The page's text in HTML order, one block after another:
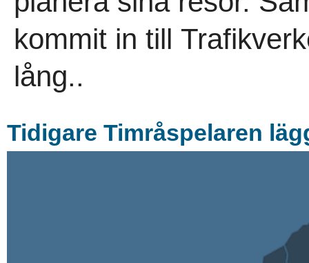
kommit in till
lång..
Tidigare Timråspelaren